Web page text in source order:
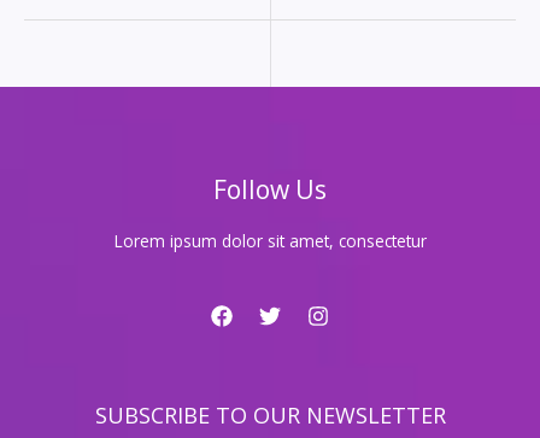
시
Follow Us
Lorem ipsum dolor sit amet, consectetur
SUBSCRIBE TO OUR NEWSLETTER